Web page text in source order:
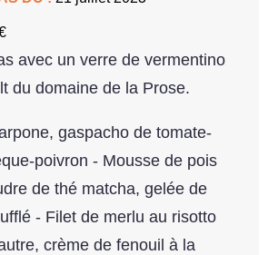
avec un verre de vermentino
du domaine de la Prose.
gaspacho de tomate-
poivron - Mousse de pois
de thé matcha, gelée de
- Filet de merlu au risotto
crème de fenouil à la